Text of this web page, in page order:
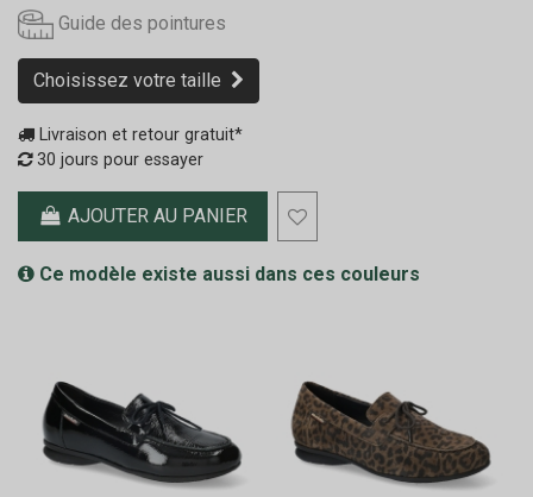
Guide des pointures
Choisissez votre taille
Livraison et retour gratuit*
30 jours pour essayer
AJOUTER AU PANIER
Ce modèle existe aussi dans ces couleurs